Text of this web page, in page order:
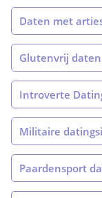
Daten met
Glutenvrij daten
Introverte
Militaire
Paardensport